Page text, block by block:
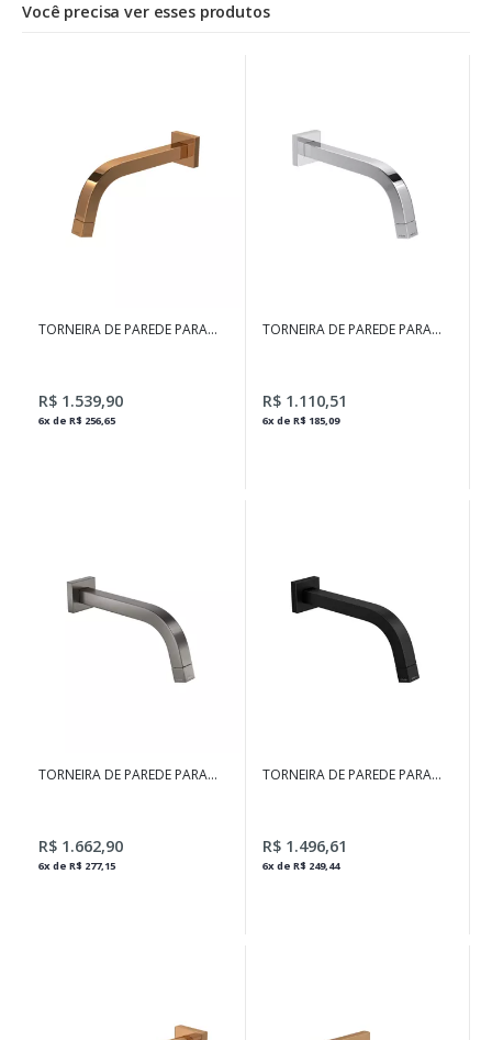
Você precisa ver esses produtos
TORNEIRA DE PAREDE PARA
R$ 1.539,90
6x de R$ 256,65
TORNEIRA DE PAREDE PARA
R$ 1.110,51
6x de R$ 185,09
TORNEIRA DE PAREDE PARA
R$ 1.662,90
6x de R$ 277,15
TORNEIRA DE PAREDE PARA
R$ 1.496,61
6x de R$ 249,44